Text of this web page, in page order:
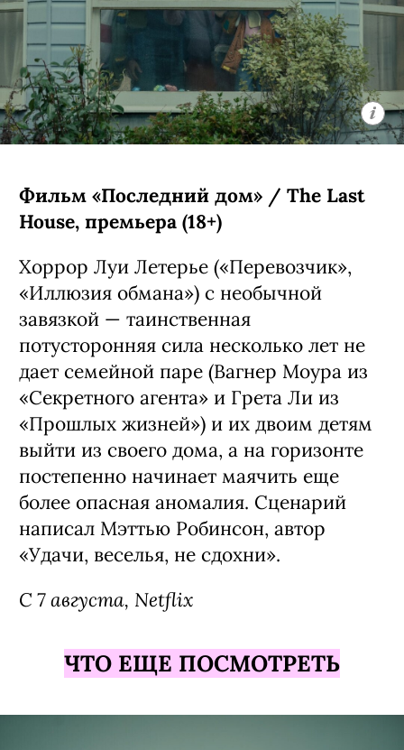
Фильм «Последний дом» / The Last
House, премьера (18+)
Хоррор Луи Летерье («Перевозчик»,
«Иллюзия обмана») с необычной
завязкой — таинственная
потусторонняя сила несколько лет не
дает семейной паре (Вагнер Моура из
«Секретного агента» и Грета Ли из
«Прошлых жизней») и их двоим детям
выйти из своего дома, а на горизонте
постепенно начинает маячить еще
более опасная аномалия. Сценарий
написал Мэттью Робинсон, автор
«Удачи, веселья, не сдохни».
С 7 августа, Netflix
ЧТО ЕЩЕ ПОСМОТРЕТЬ